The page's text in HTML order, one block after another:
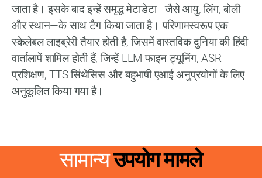
जाता है। इसके बाद इन्हें समृद्ध मेटाडेटा—जैसे आयु, लिंग, बोली
और स्थान—के साथ टैग किया जाता है। परिणामस्वरूप एक
स्केलेबल लाइब्रेरी तैयार होती है, जिसमें वास्तविक दुनिया की हिंदी
वार्तालापें शामिल होती हैं, जिन्हें LLM फाइन-ट्यूनिंग, ASR
प्रशिक्षण, TTS सिंथेसिस और बहुभाषी एआई अनुप्रयोगों के लिए
अनुकूलित किया गया है।
सामान्यउपयोग मामले